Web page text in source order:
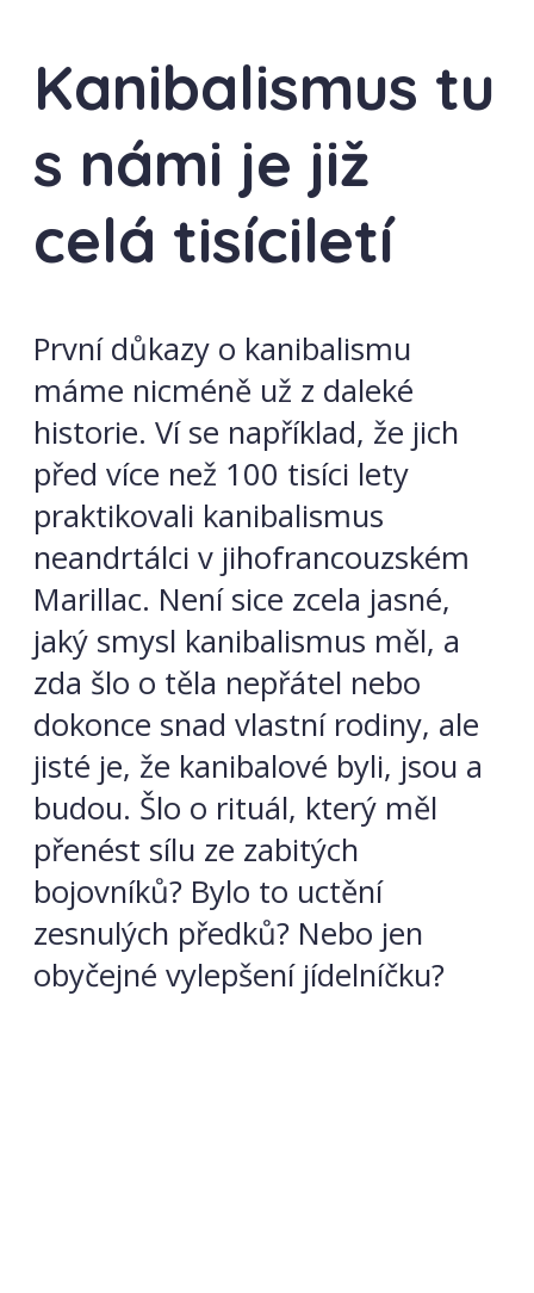
Kanibalismus tu
s námi je již
celá tisíciletí
První důkazy o kanibalismu
máme nicméně už z daleké
historie. Ví se například, že jich
před více než 100 tisíci lety
praktikovali kanibalismus
neandrtálci v jihofrancouzském
Marillac. Není sice zcela jasné,
jaký smysl kanibalismus měl, a
zda šlo o těla nepřátel nebo
dokonce snad vlastní rodiny, ale
jisté je, že kanibalové byli, jsou a
budou. Šlo o rituál, který měl
přenést sílu ze zabitých
bojovníků? Bylo to uctění
zesnulých předků? Nebo jen
obyčejné vylepšení jídelníčku?